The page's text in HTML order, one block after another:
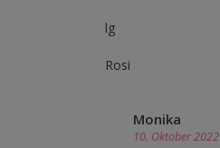
lg
Rosi
Monika
10. Oktober